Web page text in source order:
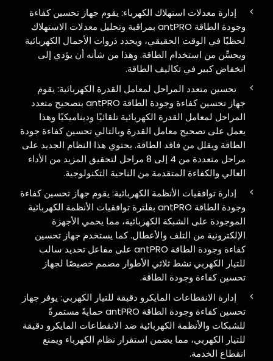
إدارة معدلات استهلاك الكهرباء: يقوم جهاز تحسين كفاءة
وجودة الطاقة antPRO بمراقبة وتحليل معدلات الاستهلاك
لحظيًا في الوقت الحقيقي، ويحدد ذروات الأحمال الكهربائية
ويحسِّن من استخدام الطاقة. وهذا من شأنه أن يؤدي إلى
انخفاض كبير في تكاليف الطاقة.
تحسين متعدد المراحل لمعامل القدرة الكهربائية: يقوم
جهاز تحسين كفاءة وجودة الطاقة antPRO بتصحيح متعدد
المراحل لمعامل القدرة الكهربائية تلقائيًا وديناميكيًا وهذا
يعمل على تصحيح معامل القدرة وبالتالي تحسين كفاءة جودة
الطاقة ويقلل من فاقد الطاقة. يحتوي هذا النظام الجديد على
مراحل متعددة من 4 إلى 8 مراحل لتحقيق المزيد من الأداء
العالي والكفاءة المتقدمة من الناحية التكنولوجية.
إدارة توافقيات الأنظمة الكهربائية: يقوم جهاز تحسين كفاءة
وجودة الطاقة antPRO بفلترة توافقيات الأنظمة الكهربائية
الموجودة على الشبكة الكهربائية، مما يحمي الأجهزة
الإلكترونية من التلف والأعطال. كما يستخدم جهاز تحسين
كفاءة وجودة الطاقة antPRO على مفاعل تحديد سالب
للتيار الكهربي نشط ثلاثي الأطوار مصمم خصيصًا لجهاز
تحسين كفاءة وجودة الطاقة.
إدارة الانقطاعات المايكرو دقيقة للتيار الكهربي: يوفر جهاز
تحسين كفاءة وجودة الطاقة antPRO حمايةً مستمرةً
للشبكات والأنظمة الكهربائية ضد الانقطاعات المايكرو دقيقة
للتيار الكهربي، مما يضمن استقرار نظام الكهرباء ويمنع
انقطاع الخدمة.